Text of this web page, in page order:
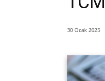
30 Ocak 2025